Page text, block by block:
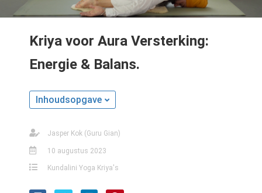
Kriya voor Aura Versterking:
Energie & Balans.
Inhoudsopgave
Jasper Kok (Guru Gian)
10 augustus 2023
Kundalini Yoga Kriya's